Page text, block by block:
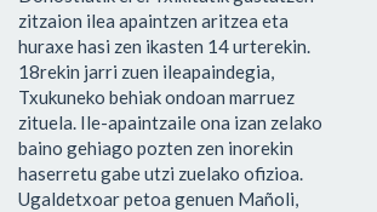
zitzaion ilea apaintzen aritzea eta
huraxe hasi zen ikasten 14 urterekin.
18rekin jarri zuen ileapaindegia,
Txukuneko behiak ondoan marruez
zituela. Ile-apaintzaile ona izan zelako
baino gehiago pozten zen inorekin
haserretu gabe utzi zuelako ofizioa.
Ugaldetxoar petoa genuen Mañoli,